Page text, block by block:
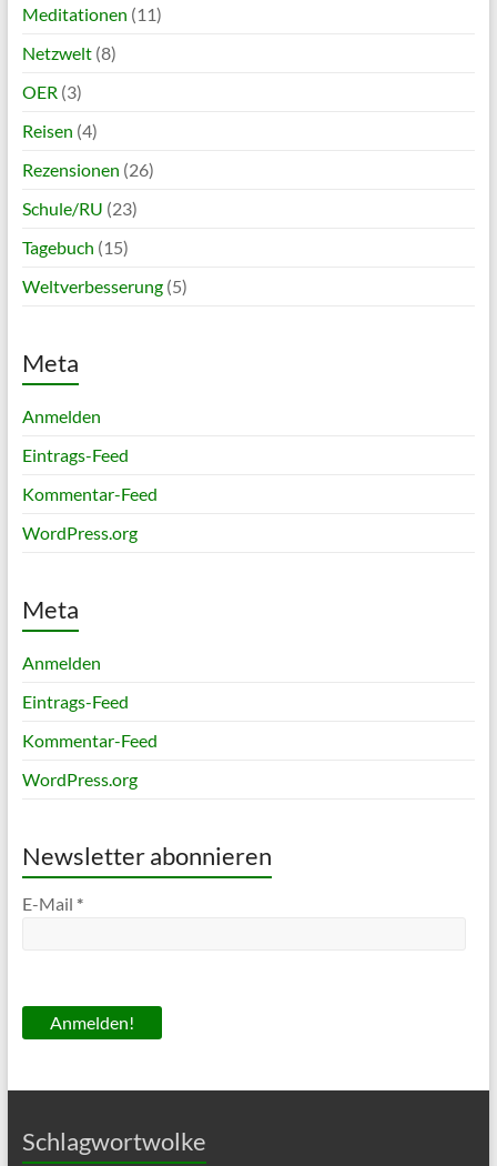
Meditationen (11)
Netzwelt(8)
OER (3)
Reisen (4)
Rezensionen (26)
Schule/RU (23)
Tagebuch (15)
Weltverbesserung(5)
Meta
Anmelden
Eintrags-Feed
Kommentar-Feed
WordPress.org
Meta
Anmelden
Eintrags-Feed
Kommentar-Feed
WordPress.org
Newsletter abonnieren
E-Mail *
Schlagwortwolke